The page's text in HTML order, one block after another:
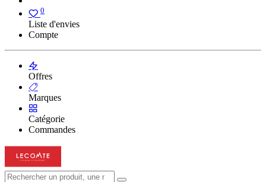
0
Liste d'envies
Compte
Offres
Marques
Catégorie
Commandes